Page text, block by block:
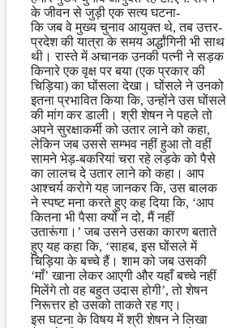
के जीवन से जुड़ी एक सत्य घटना-
कि जब वे मुख्य चुनाव आयुक्त थे, तब उत्तर-
प्रदेश की यात्रा के समय अर्द्धांगिनी भी साथ
थी। रास्ते में अचानक उनकी पत्नी ने सड़क
किनारे एक वृक्ष पर बया (एक प्रकार की
चिड़िया) का घोंसला देखा। घोंसले ने उनको
इतना प्रभावित किया कि, उन्होंने उस घोंसले
की मांग कर डाली। श्री शेषन ने पहले तो
अपने सुरक्षाकर्मी को उतार लाने को कहा,
लेकिन जब उससे सम्भव नहीं हुआ तो वहीं
सामने भेड़-बकरियां चरा रहे लड़के को पैसे
का लालच दे उतार लाने को कहा। आप
आश्चर्य करोगे यह जानकर कि, उस बालक
ने स्पष्ट मना करते हुए कह दिया कि, ‘आप
कितना भी पैसा क्यों न दो, मैं नहीं
उतारूंगा।’ जब उसने उसका कारण बताते
हुए यह कहा कि, ‘साहब, इस घोंसले में
चिड़िया के बच्चे हैं। शाम को जब उसकी
‘माँ’ खाना लेकर आएगी और यहाँ बच्चे नहीं
मिलेंगे तो वह बहुत उदास होगी’, तो शेषन
निरूत्तर हो उसको ताकते रह गए।
इस घटना के विषय में श्री शेषन ने लिखा